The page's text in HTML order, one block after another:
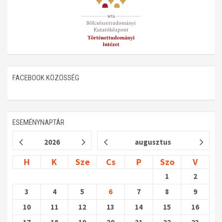
Műhelymunkák
FACEBOOK KÖZÖSSÉG
ESEMÉNYNAPTÁR
2026 augusztus
H K Sze Cs P Szo V
1
2
3
4 5 6 7 8
9
10
11 12 13 14 15
16